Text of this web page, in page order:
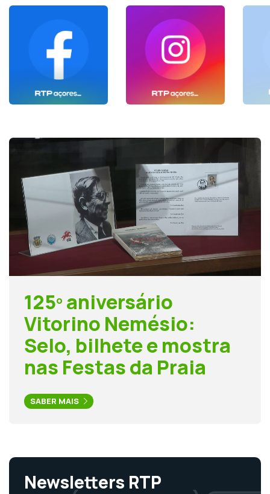
125º aniversário
Vitorino Nemésio:
Selo, bilhete e mostra
nas Festas da Praia
SABER MAIS
Newsletters RTP